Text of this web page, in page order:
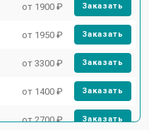
от 1900 ₽ Заказать
от 1950 ₽ Заказать
от 3300 ₽ Заказать
от 1400 ₽ Заказать
от 2700 ₽ Заказать